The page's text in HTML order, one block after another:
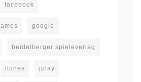
facebook
google
heidelberger spieleverlag
itunes jplay